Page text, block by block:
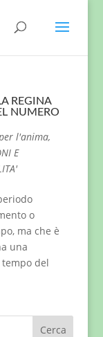
REGINA
NUMERO
l'anima,
E
o
ma che è
una
del
Cerca